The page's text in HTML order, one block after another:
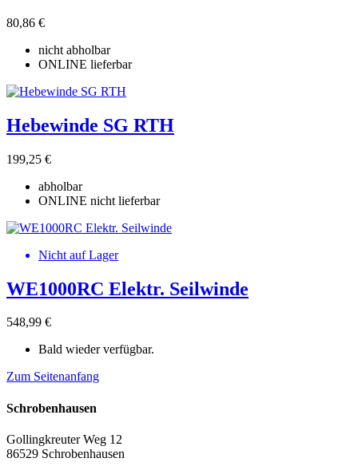
Produkte zeigen 3
80,86 €
nicht abholbar
ONLINE lieferbar
Hebewinde SG RTH
199,25 €
abholbar
ONLINE nicht lieferbar
Nicht auf Lager
WE1000RC Elektr. Seilwinde
548,99 €
Bald wieder verfügbar.
Zum Seitenanfang
Schrobenhausen
Gollingkreuter Weg 12
86529 Schrobenhausen